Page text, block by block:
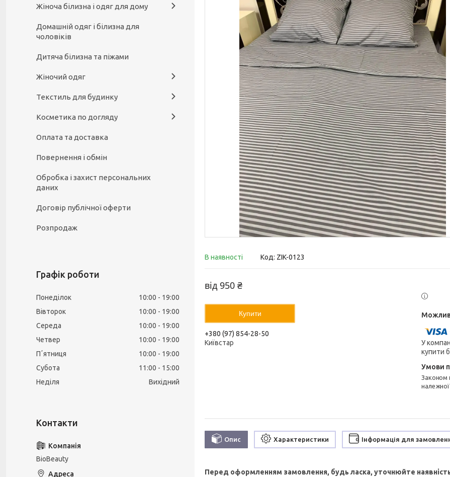
В наявності Код: ZIK-0123
від 950 ₴
Купити
+380 (97) 854-28-50
Київстар
У
купити
Законом не передбачено повернення та обмін даного товару
належної
Опис Характеристики Інформація для
Перед оформленням замовлення, будь ласка, уточнюйте
Жіноча білизна і одяг для дому
Домашній одяг і білизна для
чоловіків
Дитяча білизна та піжами
Жіночий одяг
Текстиль для будинку
Косметика по догляду
Оплата та доставка
Повернення і обмін
Обробка і захист персональних
даних
Договір публічної оферти
Розпродаж
Графік роботи
Понеділок 10:00
19:00
Вівторок
10:00
19:00
Середа
10:00
19:00
Четвер
10:00
19:00
Пʼятниця
10:00
19:00
Субота
11:00
15:00
Неділя
Вихідний
BioBeauty